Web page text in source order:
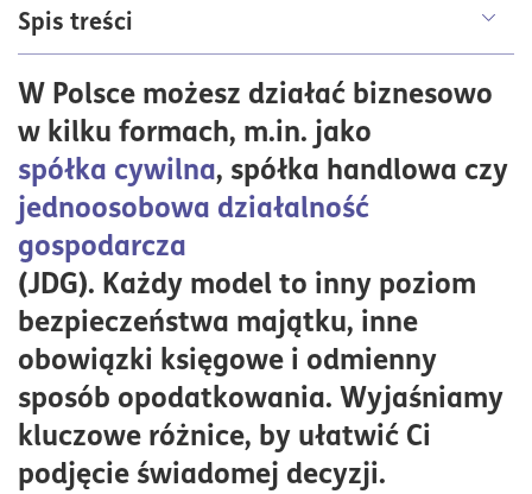
Spis treści
gospodarczej?
Procedura rejestracji różnych form działalności
gospodarczej
Jednoosobowa działalność gospodarcza – gdy chcesz
być wolnym strzelcem
Spółka cywilna – najprostsza forma spółki
Spółki osobowe, czyli każdy wspólnik jako
samodzielny podmiot
Spółki kapitałowe – nie tylko dla dużych podmiotów
Prosta spółka akcyjna (PSA) – nowoczesna forma dla
start-upów
W Polsce możesz działać biznesowo
w kilku formach, m.in. jako
spółka cywilna, spółka handlowa czy
jednoosobowa działalność
gospodarcza
(JDG). Każdy model to inny poziom
bezpieczeństwa majątku, inne
obowiązki księgowe i odmienny
sposób opodatkowania. Wyjaśniamy
kluczowe różnice, by ułatwić Ci
podjęcie świadomej decyzji.